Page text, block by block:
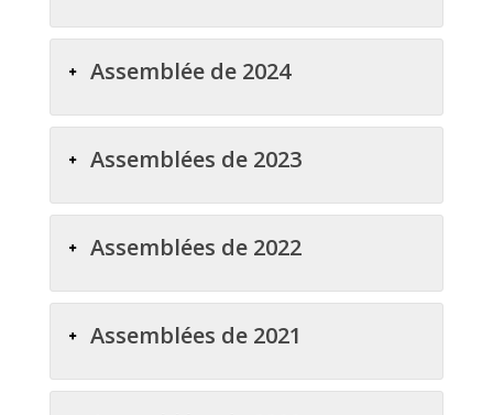
Assemblée de 2024
Assemblées de 2023
Assemblées de 2022
Assemblées de 2021